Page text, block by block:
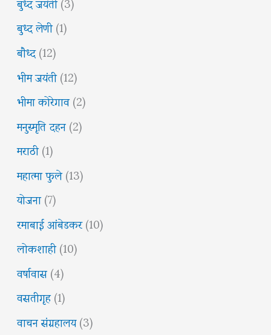
बुध्द लेणी(1)
बौध्द(12)
भीम जयंती(12)
भीमा कोरेगाव(2)
मनुस्मृति दहन(2)
मराठी(1)
महात्मा फुले(13)
योजना(7)
रमाबाई आंबेडकर(10)
लोकशाही(10)
वर्षावास(4)
वसतीगृह(1)
वाचन संग्रहालय(3)